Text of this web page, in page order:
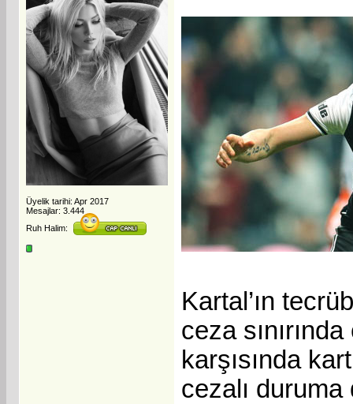
Üyelik tarihi: Apr 2017
Mesajlar: 3.444
Ruh Halim:
Kartal’ın
ceza
karşısında
cezalı